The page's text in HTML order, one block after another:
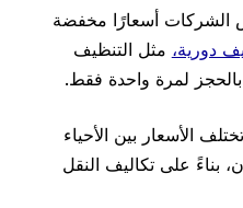
أسعارًا مخفضة
مثل التنظيف
لمرة واحدة فقط.
الأسعار بين الأحياء
على تكاليف النقل